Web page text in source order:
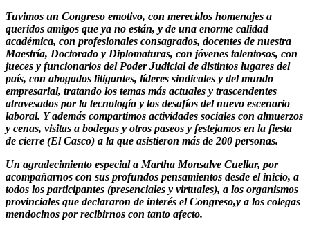
Tuvimos un Congreso emotivo, con merecidos homenajes a
queridos amigos que ya no están, y de una enorme calidad
académica, con profesionales consagrados, docentes de nuestra
Maestría, Doctorado y Diplomaturas, con jóvenes talentosos, con
jueces y funcionarios del Poder Judicial de distintos lugares del
país, con abogados litigantes, líderes sindicales y del mundo
empresarial, tratando los temas más actuales y trascendentes
atravesados por la tecnología y los desafíos del nuevo escenario
laboral. Y además compartimos actividades sociales con almuerzos
y cenas, visitas a bodegas y otros paseos y festejamos en la fiesta
de cierre (El Casco) a la que asistieron más de 200 personas.
Un agradecimiento especial a Martha Monsalve Cuellar, por
acompañarnos con sus profundos pensamientos desde el inicio, a
todos los participantes (presenciales y virtuales), a los organismos
provinciales que declararon de interés el Congreso,y a los colegas
mendocinos por recibirnos con tanto afecto.